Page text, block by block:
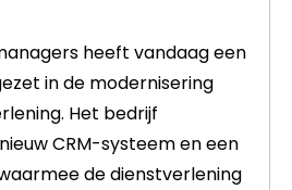
heeft vandaag een
in de modernisering
Het bedrijf
CRM-systeem en een
de dienstverlening